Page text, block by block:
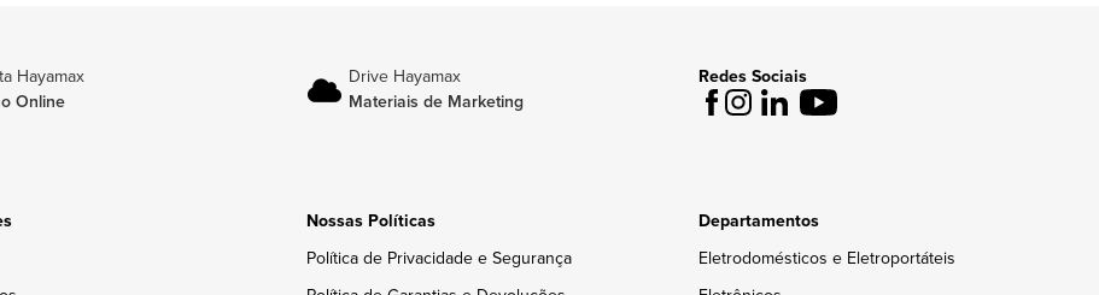
Hayamax
Online
Drive Hayamax
Materiais de Marketing
Redes Sociais
Nossas Políticas
Política de Privacidade e Segurança
Departamentos
Eletrodomésticos e Eletroportáteis